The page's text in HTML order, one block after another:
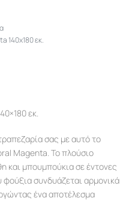
140x180 εκ.
εκ.
σας με αυτό το
Magenta. Το πλούσιο
και μπουμπούκια σε έντονες
συνδυάζεται αρμονικά
ένα αποτέλεσμα